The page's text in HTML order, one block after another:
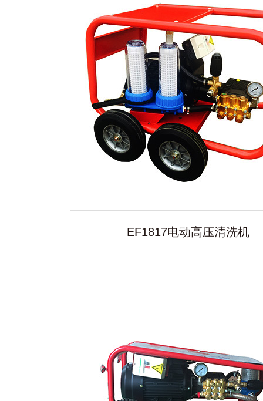
EF1817电动高压清洗机